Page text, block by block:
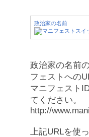
政治家の名前
政治家の名前
フェストへの
マニフェスト
てください。
http://
上記URLを使